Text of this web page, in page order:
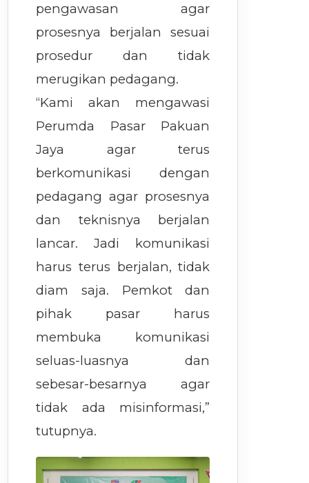
pengawasan agar
prosesnya berjalan sesuai
prosedur dan tidak
merugikan pedagang.
“Kami akan mengawasi
Perumda Pasar Pakuan
Jaya agar terus
berkomunikasi dengan
pedagang agar prosesnya
dan teknisnya berjalan
lancar. Jadi komunikasi
harus terus berjalan, tidak
diam saja. Pemkot dan
pihak pasar harus
membuka komunikasi
seluas-luasnya dan
sebesar-besarnya agar
tidak ada misinformasi,”
tutupnya.